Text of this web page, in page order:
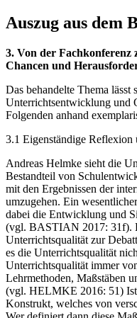
Auszug aus dem
3. Von der Fachkonferenz
Chancen und
Das behandelte Thema
Unterrichtsentwicklung und
Folgenden anhand
3.1 Eigenständige Reflexion
Andreas Helmke sieht die
Bestandteil von
mit den Ergebnissen der
umzugehen. Ein
dabei die Entwicklung und
(vgl. BASTIAN 2017: 31f).
Unterrichtsqualität zur
es die Unterrichtsqualität
Unterrichtsqualität immer
Lehrmethoden, Maßstäben
(vgl. HELMKE 2016: 51) Ist
Konstrukt, welches von